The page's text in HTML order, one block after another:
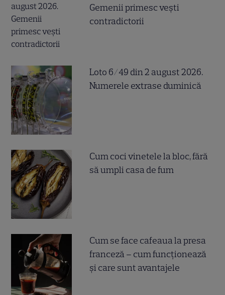
Gemenii primesc vești
contradictorii
Loto 6/49 din 2 august 2026.
Numerele extrase duminică
Cum coci vinetele la bloc, fără
să umpli casa de fum
Cum se face cafeaua la presa
franceză – cum funcționează
și care sunt avantajele